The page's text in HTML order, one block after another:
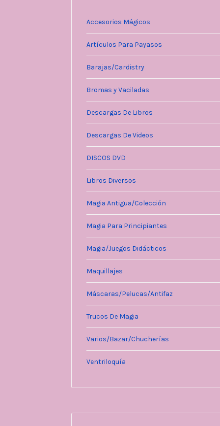
Accesorios Mágicos
Artículos Para Payasos
Barajas/Cardistry
Bromas y Vaciladas
Descargas De Libros
Descargas De Videos
DISCOS DVD
Libros Diversos
Magia Antigua/Colección
Magia Para Principiantes
Magia/Juegos Didácticos
Maquillajes
Máscaras/Pelucas/Antifaz
Trucos De Magia
Varios/Bazar/Chucherías
Ventriloquía